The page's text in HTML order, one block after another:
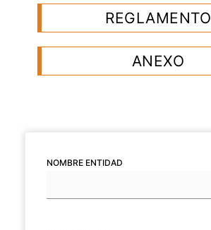
NOMBRE ENTIDAD
REGLAMENTO
ANEXO